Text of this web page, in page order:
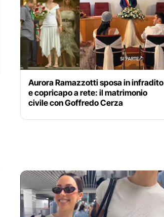
Aurora Ramazzotti sposa in infradito
e copricapo a rete: il matrimonio
civile con Goffredo Cerza